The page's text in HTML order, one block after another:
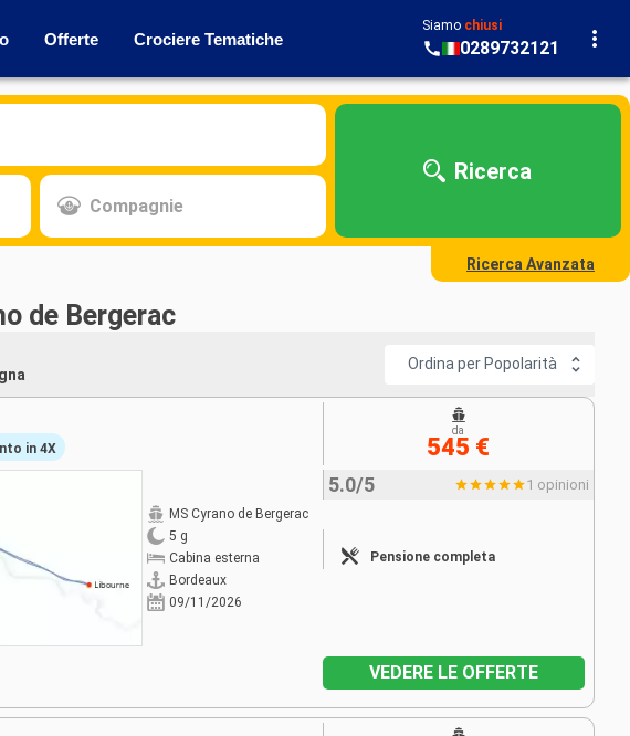
Offerte Crociere Tematiche
Siamo chiusi
0289732121
Compagnie
Ricerca
Ricerca Avanzata
de Bergerac
Ordina per Popolarità
in 4X
MS Cyrano de Bergerac
5 g
Cabina esterna
Bordeaux
09/11/2026
5.0/5 1 opinioni
Pensione completa
da
545 €
VEDERE LE OFFERTE